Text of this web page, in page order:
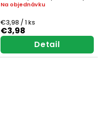
Na objednávku
€3,98
Měrná
cena:
€3,98 / 1 ks
Detail